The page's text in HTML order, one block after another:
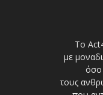
Το
με
όσο
τους